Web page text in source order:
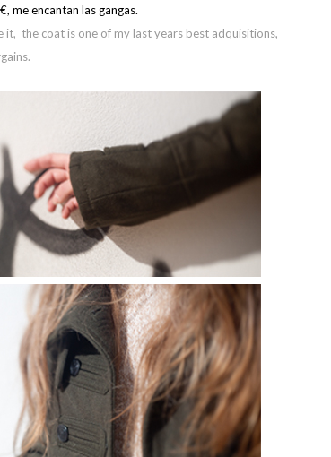
me encantan las gangas.
the coat is one of my last years best adquisitions,